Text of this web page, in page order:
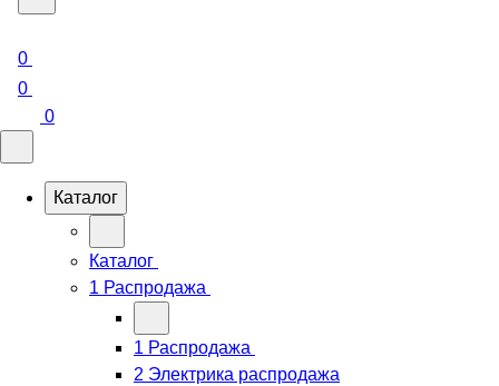
0
0
0
Каталог
Каталог
1 Распродажа
1 Распродажа
2 Электрика распродажа